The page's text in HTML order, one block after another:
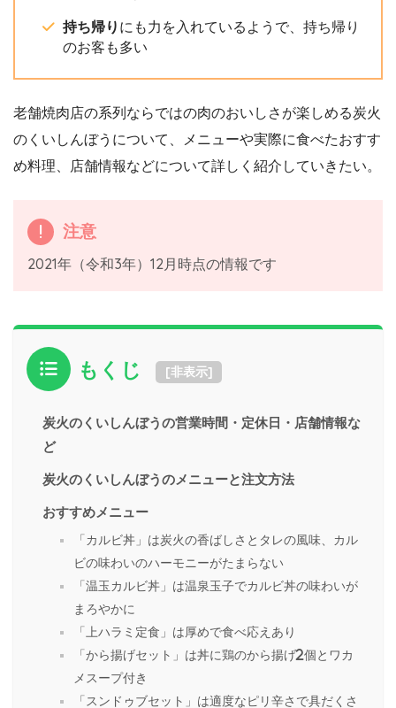
持ち帰り にも力を入れているようで、持ち帰り
のお客も多い
老舗焼肉店の系列ならではの肉のおいしさが楽しめる炭火
のくいしんぼうについて、メニューや実際に食べたおすす
め料理、店舗情報などについて詳しく紹介していきたい。
注意
2021年（令和3年）12月時点の情報です
もくじ [非表示]
炭火のくいしんぼうの営業時間・定休日・店舗情報な
ど
炭火のくいしんぼうのメニューと注文方法
おすすめメニュー
「カルビ丼」は炭火の香ばしさとタレの風味、カル
ビの味わいのハーモニーがたまらない
「温玉カルビ丼」は温泉玉子でカルビ丼の味わいが
まろやかに
「上ハラミ定食」は厚めで食べ応えあり
「から揚げセット」は丼に鶏のから揚げ2個とワカ
メスープ付き
「スンドゥブセット」は適度なピリ辛さで具だくさ